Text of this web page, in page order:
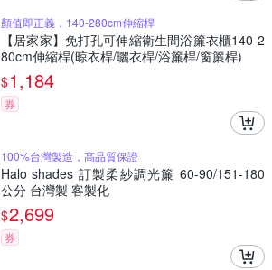
顏值即正義，140-280cm伸縮桿
【居家家】免打孔可伸縮衛生間浴簾衣櫃140-2
80cm伸縮桿(晾衣桿/曬衣桿/浴簾桿/窗簾桿)
$1,184
券
100%台灣製造，高品質保證
Halo shades 訂製柔紗調光簾 60-90/151-180
公分 台灣製 客製化
$2,699
券